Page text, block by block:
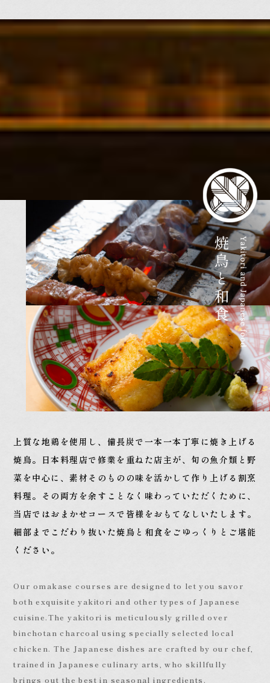
上質な地鶏を使用し、 備長炭で一本一本丁寧に焼き上げる
焼鳥。 日本料理店で修業を重ねた店主が、旬の魚介類と野
菜を中心に、素材そのものの味を活かして作り上げる割烹
料理。 その両方を余すことなく味わっていただく ために、
当店ではおまかせコースで 皆様をおもてなしいたします。
細部までこだわり抜いた焼鳥と和食を ごゆっくりとご堪能
ください。
Our omakase courses are designed to let you savor
both exquisite yakitori and other types of Japanese
cuisine.The yakitori is meticulously grilled over
binchotan charcoal using specially selected local
chicken. The Japanese dishes are crafted by our chef,
trained in Japanese culinary arts, who skillfully
brings out the best in seasonal ingredients.